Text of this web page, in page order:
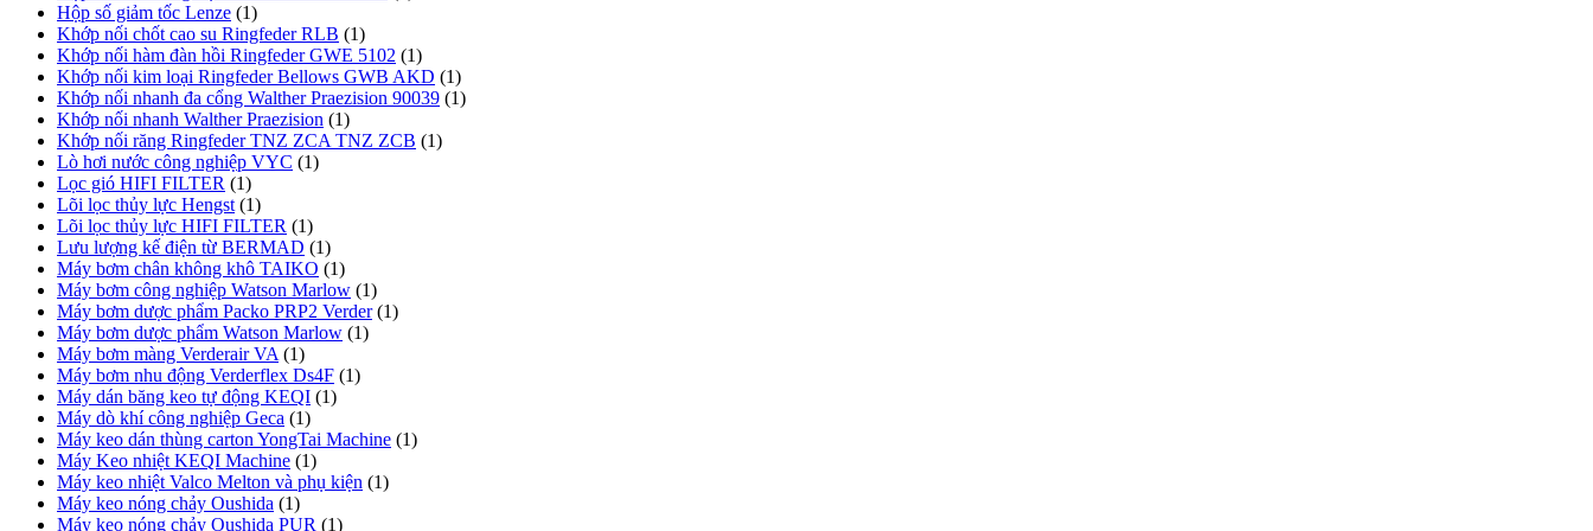
Hộp số giảm tốc Lenze (1)
Khớp nối chốt cao su Ringfeder RLB (1)
Khớp nối hàm đàn hồi Ringfeder GWE 5102 (1)
Khớp nối kim loại Ringfeder Bellows GWB AKD (1)
Khớp nối nhanh đa cổng Walther Praezision 90039 (1)
Khớp nối nhanh Walther Praezision (1)
Khớp nối răng Ringfeder TNZ ZCA TNZ ZCB (1)
Lò hơi nước công nghiệp VYC (1)
Lọc gió HIFI FILTER (1)
Lõi lọc thủy lực Hengst (1)
Lõi lọc thủy lực HIFI FILTER (1)
Lưu lượng kế điện từ BERMAD (1)
Máy bơm chân không khô TAIKO (1)
Máy bơm công nghiệp Watson Marlow (1)
Máy bơm dược phẩm Packo PRP2 Verder (1)
Máy bơm dược phẩm Watson Marlow (1)
Máy bơm màng Verderair VA (1)
Máy bơm nhu động Verderflex Ds4F (1)
Máy dán băng keo tự động KEQI (1)
Máy dò khí công nghiệp Geca (1)
Máy keo dán thùng carton YongTai Machine (1)
Máy Keo nhiệt KEQI Machine (1)
Máy keo nhiệt Valco Melton và phụ kiện (1)
Máy keo nóng chảy Oushida (1)
Máy keo nóng chảy Oushida PUR (1)